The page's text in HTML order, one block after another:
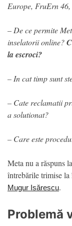
Europe, FruErn
– De ce permite
inselatorii online?
la escroci?
– In cat timp sunt
– Cate reclamatii
a solutionat?
– Care este
Meta nu a răspuns
întrebările trimise
Mugur Isărescu.
Problemă